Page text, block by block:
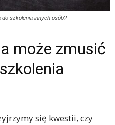
szkolenia innych osób?
może zmusić
się kwestii, czy